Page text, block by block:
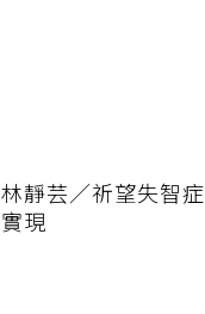
林靜芸／祈望失智
實現